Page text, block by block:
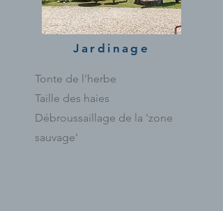
Jardinage
Tonte de l'herbe
Taille des haies
Débroussaillage de la 'zone
sauvage'